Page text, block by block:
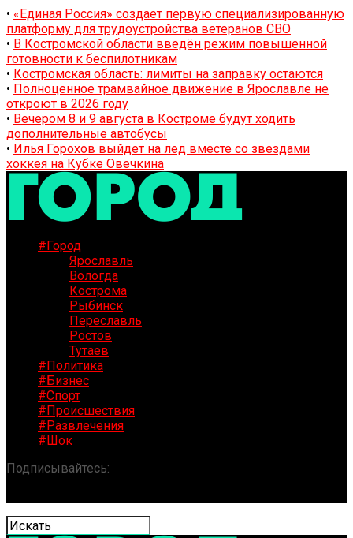
• «Единая Россия» создает первую специализированную
платформу для трудоустройства ветеранов СВО
• В Костромской области введён режим повышенной
готовности к беспилотникам
• Костромская область: лимиты на заправку остаются
• Полноценное трамвайное движение в Ярославле не
откроют в 2026 году
• Вечером 8 и 9 августа в Костроме будут ходить
дополнительные автобусы
• Илья Горохов выйдет на лед вместе со звездами
хоккея на Кубке Овечкина
#Город
Ярославль
Вологда
Кострома
Рыбинск
Переславль
Ростов
Тутаев
#Политика
#Бизнес
#Спорт
#Происшествия
#Развлечения
#Шок
Подписывайтесь: